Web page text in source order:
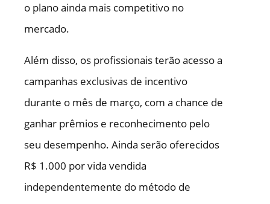
o plano ainda mais competitivo no
mercado.
Além disso, os profissionais terão acesso a
campanhas exclusivas de incentivo
durante o mês de março, com a chance de
ganhar prêmios e reconhecimento pelo
seu desempenho. Ainda serão oferecidos
R$ 1.000 por vida vendida
independentemente do método de